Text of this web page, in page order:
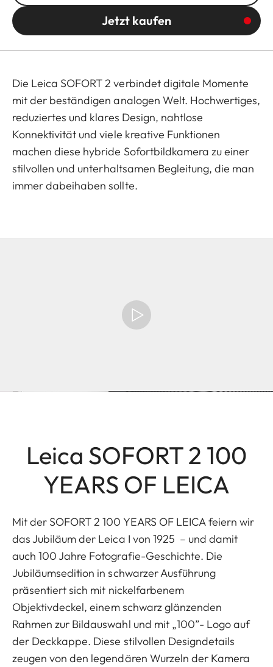
Jetzt kaufen
Die Leica SOFORT 2 verbindet digitale Momente
mit der beständigen analogen Welt. Hochwertiges,
reduziertes und klares Design, nahtlose
Konnektivität und viele kreative Funktionen
machen diese hybride Sofortbildkamera zu einer
stilvollen und unterhaltsamen Begleitung, die man
immer dabeihaben sollte.
Leica SOFORT 2 100
YEARS OF LEICA
Mit der SOFORT 2 100 YEARS OF LEICA feiern wir
das Jubiläum der Leica I von 1925 – und damit
auch 100 Jahre Fotografie-Geschichte. Die
Jubiläumsedition in schwarzer Ausführung
präsentiert sich mit nickelfarbenem
Objektivdeckel, einem schwarz glänzenden
Rahmen zur Bildauswahl und mit „100”- Logo auf
der Deckkappe. Diese stilvollen Designdetails
zeugen von den legendären Wurzeln der Kamera